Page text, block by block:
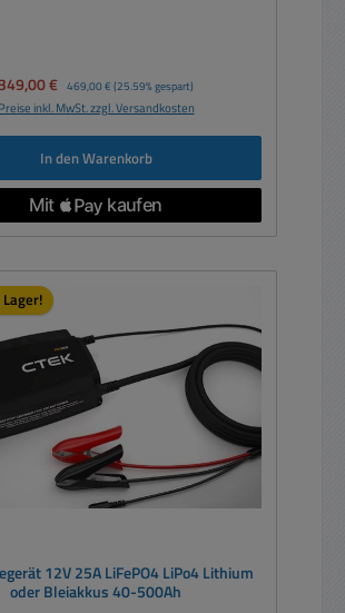
Verkaufspreis:
349,00 € Regulärer Preis:
469,00 € (25.59% gespart)
Preise inkl. MwSt. zzgl. Versandkosten
In den Warenkorb
12V 25A LiFePO4 LiPo4 Lithium
oder Bleiakkus 40-500Ah